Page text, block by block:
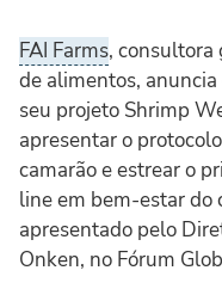
FAI Farms,
de alimentos,
seu projeto Shrimp
apresentar o
camarão e estrear o
line em bem-estar do
apresentado pelo
Onken, no Fórum